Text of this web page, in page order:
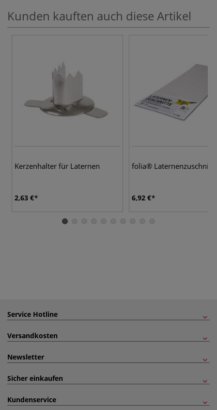
Kunden kauften auch diese Artikel
Kerzenhalter für Laternen
2,63 €
folia® Laternenzuschnitte
6,92 €
Service Hotline
Versandkosten
Newsletter
Sicher einkaufen
Kundenservice